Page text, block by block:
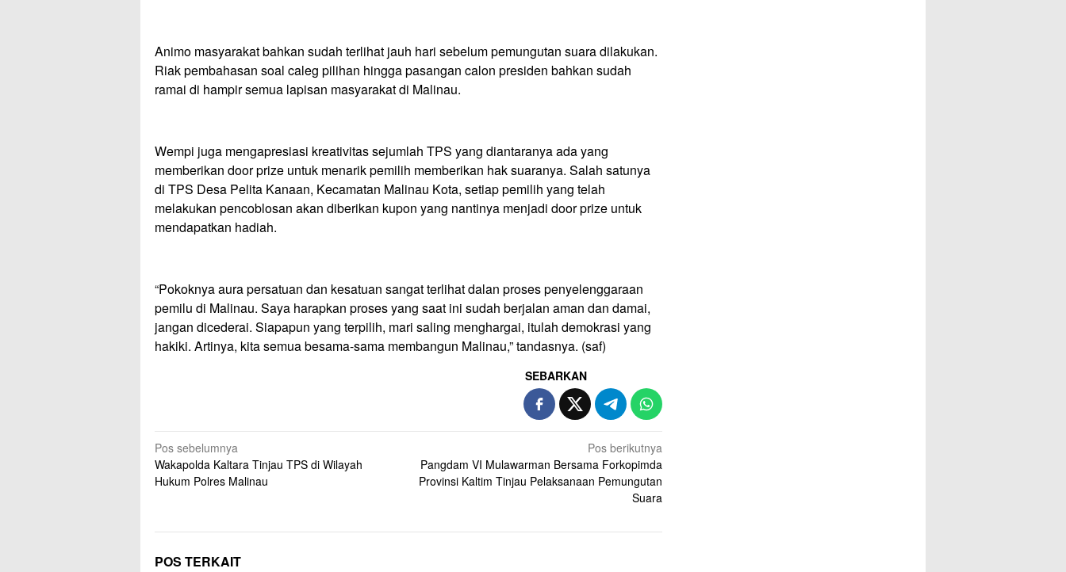
Animo masyarakat bahkan sudah terlihat jauh hari sebelum pemungutan suara dilakukan.
Riak pembahasan soal caleg pilihan hingga pasangan calon presiden bahkan sudah
ramai di hampir semua lapisan masyarakat di Malinau.
Wempi juga mengapresiasi kreativitas sejumlah TPS yang diantaranya ada yang
memberikan door prize untuk menarik pemilih memberikan hak suaranya. Salah satunya
di TPS Desa Pelita Kanaan, Kecamatan Malinau Kota, setiap pemilih yang telah
melakukan pencoblosan akan diberikan kupon yang nantinya menjadi door prize untuk
mendapatkan hadiah.
“Pokoknya aura persatuan dan kesatuan sangat terlihat dalan proses penyelenggaraan
pemilu di Malinau. Saya harapkan proses yang saat ini sudah berjalan aman dan damai,
jangan dicederai. Siapapun yang terpilih, mari saling menghargai, itulah demokrasi yang
hakiki. Artinya, kita semua besama-sama membangun Malinau,” tandasnya. (saf)
SEBARKAN
Navigasi
pos
Pos sebelumnya
Wakapolda Kaltara Tinjau TPS di Wilayah
Hukum Polres Malinau
Pos berikutnya
Pangdam VI Mulawarman Bersama Forkopimda
Provinsi Kaltim Tinjau Pelaksanaan Pemungutan
Suara
POS TERKAIT